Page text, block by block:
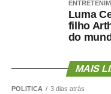
Luma
filho
do
MAIS
POLÍTICA 3 dias atrás